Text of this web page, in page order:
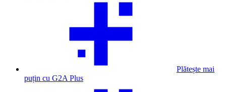
Plătește mai
puțin cu G2A Plus